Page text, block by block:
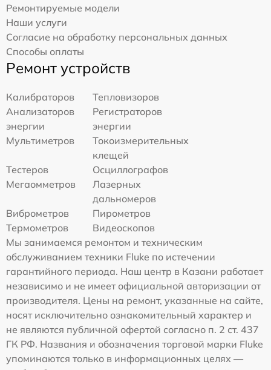
Ремонтируемые модели
Наши услуги
Согласие на обработку персональных данных
Способы оплаты
Ремонт устройств
Калибраторов
Тепловизоров
Анализаторов
энергии
Регистраторов
энергии
Мультиметров
Токоизмерительных
клещей
Тестеров
Осциллографов
Мегаомметров
Лазерных
дальномеров
Виброметров
Пирометров
Термометров
Видеоскопов
Мы занимаемся ремонтом и техническим
обслуживанием техники Fluke по истечении
гарантийного периода. Наш центр в Казани работает
независимо и не имеет официальной авторизации от
производителя. Цены на ремонт, указанные на сайте,
носят исключительно ознакомительный характер и
не являются публичной офертой согласно п. 2 ст. 437
ГК РФ. Названия и обозначения торговой марки Fluke
упоминаются только в информационных целях —